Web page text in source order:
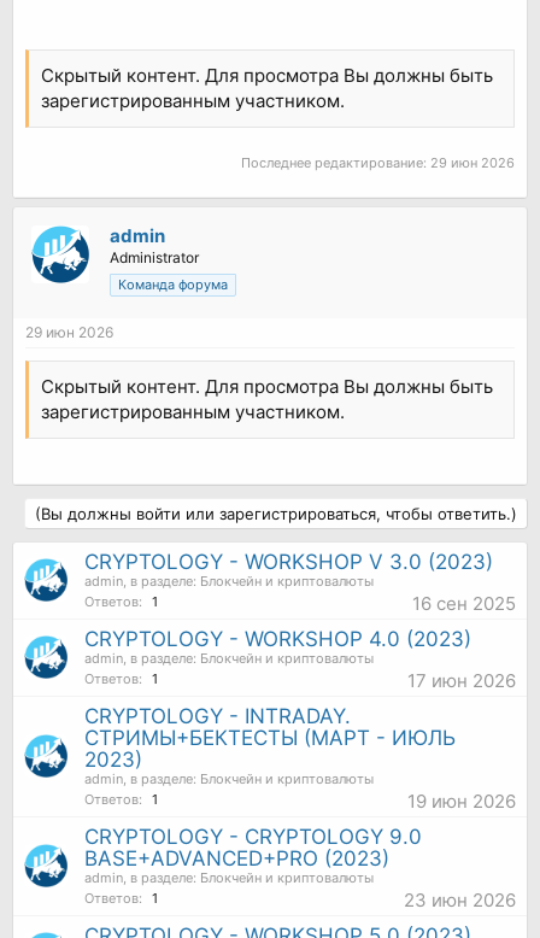
Скрытый контент. Для просмотра Вы должны быть
зарегистрированным участником.
Последнее редактирование: 29 июн 2026
admin
Administrator
Команда форума
29 июн 2026
Скрытый контент. Для просмотра Вы должны быть
зарегистрированным участником.
(Вы должны войти или зарегистрироваться, чтобы ответить.)
CRYPTOLOGY - WORKSHOP V 3.0 (2023)
admin , в разделе: Блокчейн и криптовалюты
Ответов:
1 16 сен 2025
CRYPTOLOGY - WORKSHOP 4.0 (2023)
admin , в разделе: Блокчейн и криптовалюты
Ответов:
1 17 июн 2026
CRYPTOLOGY - INTRADAY.
СТРИМЫ+БЕКТЕСТЫ (МАРТ - ИЮЛЬ
2023)
admin , в разделе: Блокчейн и криптовалюты
Ответов:
1 19 июн 2026
CRYPTOLOGY - CRYPTOLOGY 9.0
BASE+ADVANCED+PRO (2023)
admin , в разделе: Блокчейн и криптовалюты
Ответов:
1 23 июн 2026